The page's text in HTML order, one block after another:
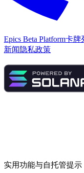
Epics Beta Platform卡牌
新闻 隐私政策
实用功能与自托管提示